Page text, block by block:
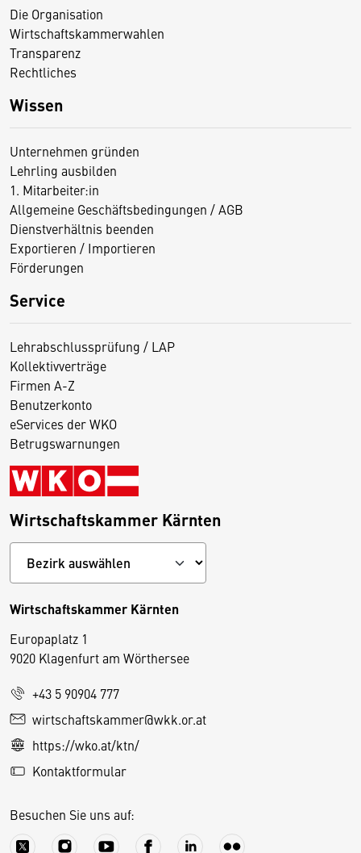
Die Organisation
Wirtschaftskammerwahlen
Transparenz
Rechtliches
Wissen
Unternehmen gründen
Lehrling ausbilden
1. Mitarbeiter:in
Allgemeine Geschäftsbedingungen / AGB
Dienstverhältnis beenden
Exportieren / Importieren
Förderungen
Service
Lehrabschlussprüfung / LAP
Kollektivverträge
Firmen A-Z
Benutzerkonto
eServices der WKO
Betrugswarnungen
Wirtschaftskammer Kärnten
Wirtschaftskammer Kärnten
Europaplatz 1
9020 Klagenfurt am Wörthersee
+43 5 90904 777
wirtschaftskammer@wkk.or.at
https://wko.at/ktn/
Kontaktformular
Besuchen Sie uns auf:
D
e
s
S
e